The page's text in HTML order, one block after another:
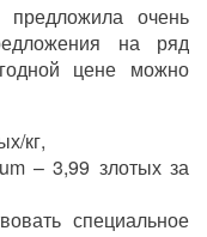
предложила очень
на ряд
цене можно
кг,
– 3,99 злотых за
специальное